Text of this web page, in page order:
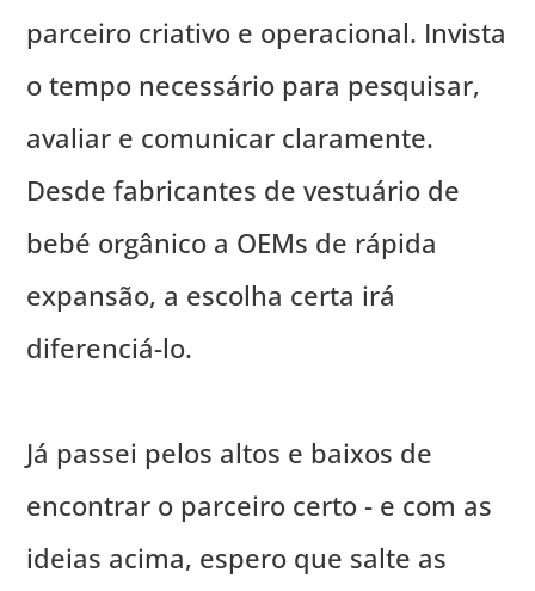
parceiro criativo e operacional. Invista
o tempo necessário para pesquisar,
avaliar e comunicar claramente.
Desde fabricantes de vestuário de
bebé orgânico a OEMs de rápida
expansão, a escolha certa irá
diferenciá-lo.
Já passei pelos altos e baixos de
encontrar o parceiro certo - e com as
ideias acima, espero que salte as